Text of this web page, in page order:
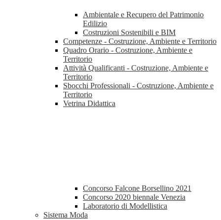
Ambientale e Recupero del Patrimonio
Edilizio
Costruzioni Sostenibili e BIM
Competenze - Costruzione, Ambiente e Territorio
Quadro Orario - Costruzione, Ambiente e
Territorio
Attività Qualificanti - Costruzione, Ambiente e
Territorio
Sbocchi Professionali - Costruzione, Ambiente e
Territorio
Vetrina Didattica
Concorso Falcone Borsellino 2021
Concorso 2020 biennale Venezia
Laboratorio di Modellistica
Sistema Moda